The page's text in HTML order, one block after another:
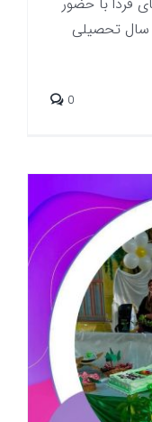
سال تحصیلی
0